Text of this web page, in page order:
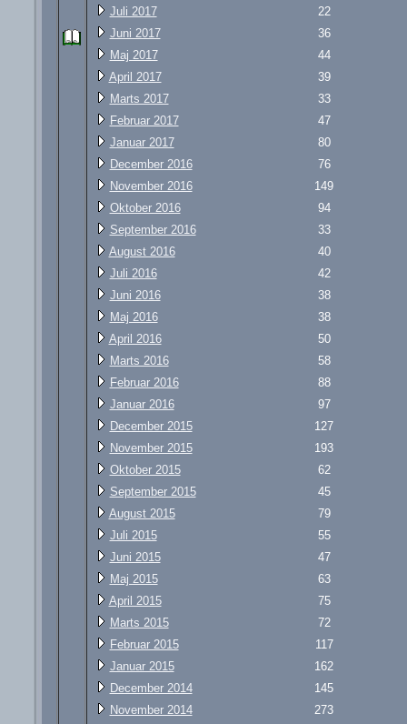
Juli 2017
22
Juni 2017
36
Maj 2017
44
April 2017
39
Marts 2017
33
Februar 2017
47
Januar 2017
80
December 2016
76
November 2016
149
Oktober 2016
94
September 2016
33
August 2016
40
Juli 2016
42
Juni 2016
38
Maj 2016
38
April 2016
50
Marts 2016
58
Februar 2016
88
Januar 2016
97
December 2015
127
November 2015
193
Oktober 2015
62
September 2015
45
August 2015
79
Juli 2015
55
Juni 2015
47
Maj 2015
63
April 2015
75
Marts 2015
72
Februar 2015
117
Januar 2015
162
December 2014
145
November 2014
273